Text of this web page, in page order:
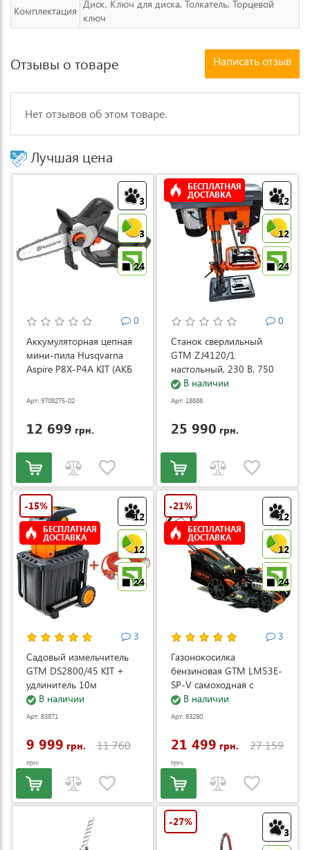
Комплектация
Диск, Ключ для диска, Толкатель, Торцевой
ключ
Отзывы о товаре Написать отзыв
Нет отзывов об этом товаре.
Лучшая цена
3
3
24
0
Аккумуляторная цепная
мини-пила Husqvarna
Aspire P8X-P4A KIT (АКБ
Арт: 9708275-02
12 699 грн.
12
12
24
БЕСПЛАТНАЯ
ДОСТАВКА
0
Станок сверлильный
GTM ZJ4120/1
настольный, 230 В, 750
Вт (ZJ4120/1)
В наличии
Арт: 18686
25 990 грн.
12
12
24
-15%
БЕСПЛАТНАЯ
ДОСТАВКА
3
Садовый измельчитель
GTM DS2800/45 KIT +
удлинитель 10м
(DS2800/45_KIT+ext.cord)
В наличии
Арт: 83871
9 999 грн. 11 760
грн.
12
12
24
-21%
БЕСПЛАТНАЯ
ДОСТАВКА
3
Газонокосилка
бензиновая GTM LM53E-
SP-V самоходная с
электростартером и
регулировкой скорости
В наличии
Арт: 83280
21 499 грн. 27 159
грн.
3
-27%